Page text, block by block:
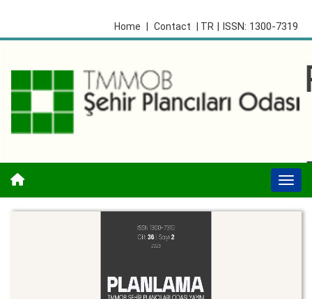
| ISSN: 1300-7319
| TR
Contact
Home